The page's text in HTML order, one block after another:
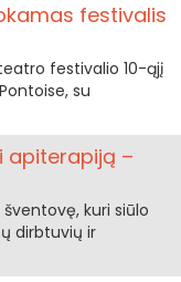
festivalis
festivalio 10-ąjį
su
apiterapiją –
kuri siūlo
dirbtuvių ir